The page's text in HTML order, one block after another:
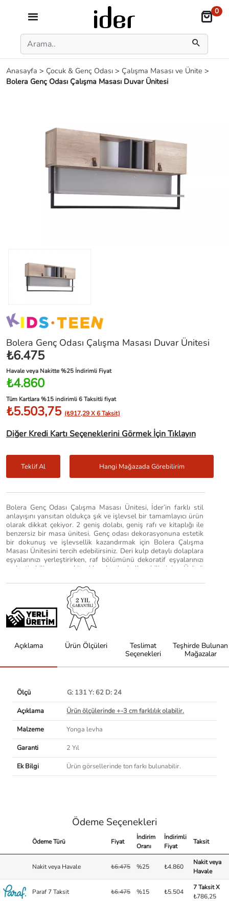
0
Anasayfa > Çocuk & Genç Odası > Çalışma Masası ve Ünite >
Bolera Genç Odası Çalışma Masası Duvar Ünitesi
Bolera Genç Odası Çalışma Masası Duvar Ünitesi
₺6.475
Havale veya Nakitte %25 İndirimli Fiyat
₺4.860
Tüm Kartlara %15 indirimli 6 Taksitli fiyat
₺5.503,75 (₺917,29 X 6 Taksit)
Diğer Kredi Kartı Seçeneklerini Görmek İçin Tıklayın
Teklif Al Hangi Mağazada Görebilirim
Bolera Genç Odası Çalışma Masası Ünitesi, İder’in farklı stil
anlayışını yansıtan oldukça şık ve işlevsel bir tamamlayıcı ürün
olarak dikkat çekiyor. 2 geniş dolabı, geniş rafı ve kitaplığı ile
benzersiz bir masa ünitesi. Genç odası dekorasyonuna estetik
bir dokunuş ve işlevsellik kazandırmak için Bolera Çalışma
Masası Ünitesini tercih edebilirsiniz. Deri kulp detaylı dolaplara
eşyalarınızı yerleştirirken, raf bölümünü dekoratif eşyalarınızı
yerleştirebilir veya kitaplık olarak kullanabilirsiniz. Ürünü
hemen şimdi sipariş verebilirsiniz.
Açıklama Ürün Ölçüleri
Teslimat
Seçenekleri
Teşhirde Bulunan
Mağazalar
Ölçü
G: 131 Y: 62 D: 24
Açıklama
Ürün ölçülerinde +-3 cm farklılık olabilir.
Malzeme
Yonga levha
Garanti
2 Yıl
Ek Bilgi
Ürün görsellerinde ton farkı bulunabilir.
Ödeme Seçenekleri
Ödeme Türü Fiyat
İndirim
Oranı
İndirimli
Fiyat
Taksit
Nakit veya Havale ₺6.475 %25 ₺4.860
Nakit veya
Havale
Paraf 7 Taksit ₺6.475 %15 ₺5.504
7 Taksit X
₺786,25